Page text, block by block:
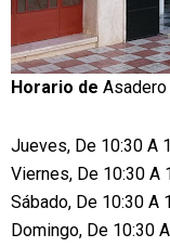
Horario de
Jueves, De 10:30 A
Viernes, De 10:30 A
Sábado, De 10:30 A
Domingo, De 10:30